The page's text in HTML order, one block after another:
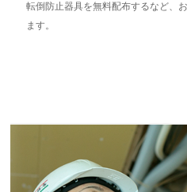
転倒防止器具を無料配布するなど、
ます。